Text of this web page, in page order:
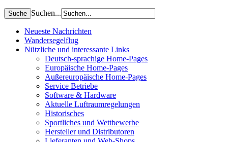
Suchen...
Neueste Nachrichten
Wandersegelflug
Nützliche und interessante Links
Deutsch-sprachige Home-Pages
Europäische Home-Pages
Außereuropäische Home-Pages
Service Betriebe
Software & Hardware
Aktuelle Luftraumregelungen
Historisches
Sportliches und Wettbewerbe
Hersteller und Distributoren